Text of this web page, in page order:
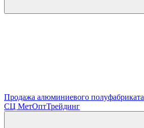
Продажа алюминиевого полуфабриката
СЦ МетОптТрейдинг